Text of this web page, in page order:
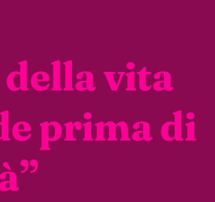
vita
prima di
”